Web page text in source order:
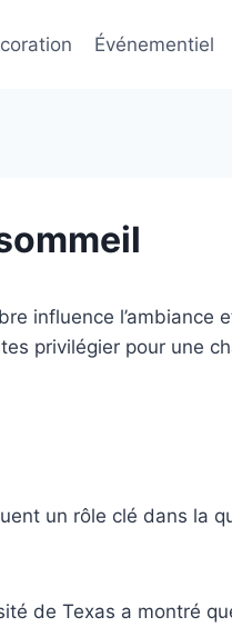
Événementiel
influence l’ambiance
privilégier pour une
un rôle clé dans la
de Texas a montré